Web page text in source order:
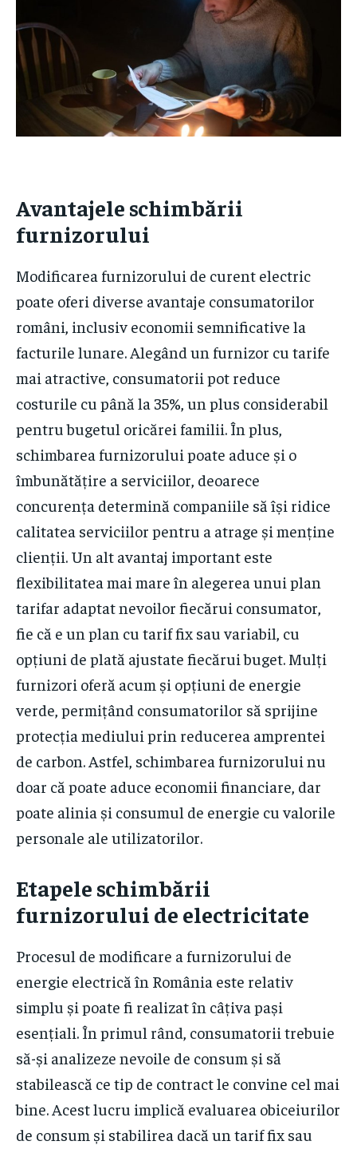
Avantajele schimbării
furnizorului
Modificarea furnizorului de curent electric
poate oferi diverse avantaje consumatorilor
români, inclusiv economii semnificative la
facturile lunare. Alegând un furnizor cu tarife
mai atractive, consumatorii pot reduce
costurile cu până la 35%, un plus considerabil
pentru bugetul oricărei familii. În plus,
schimbarea furnizorului poate aduce și o
îmbunătățire a serviciilor, deoarece
concurența determină companiile să își ridice
calitatea serviciilor pentru a atrage și menține
clienții. Un alt avantaj important este
flexibilitatea mai mare în alegerea unui plan
tarifar adaptat nevoilor fiecărui consumator,
fie că e un plan cu tarif fix sau variabil, cu
opțiuni de plată ajustate fiecărui buget. Mulți
furnizori oferă acum și opțiuni de energie
verde, permițând consumatorilor să sprijine
protecția mediului prin reducerea amprentei
de carbon. Astfel, schimbarea furnizorului nu
doar că poate aduce economii financiare, dar
poate alinia și consumul de energie cu valorile
personale ale utilizatorilor.
Etapele schimbării
furnizorului de electricitate
Procesul de modificare a furnizorului de
energie electrică în România este relativ
simplu și poate fi realizat în câțiva pași
esențiali. În primul rând, consumatorii trebuie
să-și analizeze nevoile de consum și să
stabilească ce tip de contract le convine cel mai
bine. Acest lucru implică evaluarea obiceiurilor
de consum și stabilirea dacă un tarif fix sau